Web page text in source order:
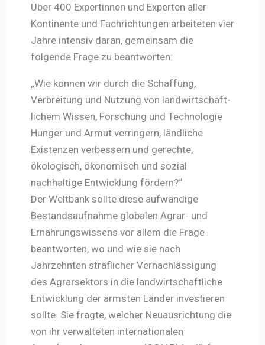
Über 400 Expertinnen und Experten aller
Kontinente und Fachrichtungen arbeiteten vier
Jahre intensiv daran, gemeinsam die
folgende Frage zu beantworten:
„Wie können wir durch die Schaffung,
Verbreitung und Nutzung von landwirtschaft-
lichem Wissen, Forschung und Technologie
Hunger und Armut verringern, ländliche
Existenzen verbessern und gerechte,
ökologisch, ökonomisch und sozial
nachhaltige Entwicklung fördern?“
Der Weltbank sollte diese aufwändige
Bestandsaufnahme globalen Agrar- und
Ernährungswissens vor allem die Frage
beantworten, wo und wie sie nach
Jahrzehnten sträflicher Vernachlässigung
des Agrarsektors in die landwirtschaftliche
Entwicklung der ärmsten Länder investieren
sollte. Sie fragte, welcher Neuausrichtung die
von ihr verwalteten internationalen